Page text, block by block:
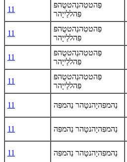
11
פַּהטטִהנַהטטֻהפּ
פִּהללַייָהר
11
פַּהטטִהנַהטטֻהפּ
פִּהללַייָהר
11
פַּהטטִהנַהטטֻהפּ
פִּהללַייָהר
11
פַּהטטִהנַהטטֻהפּ
פִּהללַייָהר
11 נַהמפִּהיָהנטָהר נַהמפִּה
11 נַהמפִּהיָהנטָהר נַהמפִּה
11 נַהמפִּהיָהנטָהר נַהמפִּה